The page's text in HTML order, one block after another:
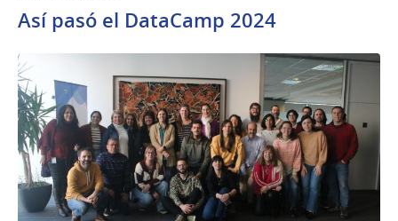
Así pasó el DataCamp 2024